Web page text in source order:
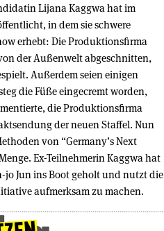
Lijana Kaggwa hat im
in dem sie schwere
erhebt: Die Produktionsfirma
der Außenwelt abgeschnitten,
Außerdem seien einigen
die Füße eingecremt worden,
die Produktionsfirma
der neuen Staffel. Nun
von “Germany’s Next
Ex-Teilnehmerin Kaggwa hat
jo Jun ins Boot geholt und nutzt die
aufmerksam zu machen.